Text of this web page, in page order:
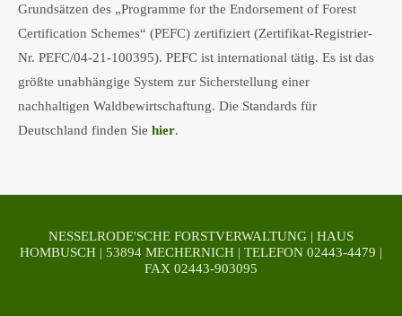
Grundsätzen des „Programme for the Endorsement of Forest
Certification Schemes“ (PEFC) zertifiziert (Zertifikat-Registrier-
Nr. PEFC/04-21-100395). PEFC ist international tätig. Es ist das
größte unabhängige System zur Sicherstellung einer
nachhaltigen Waldbewirtschaftung. Die Standards für
Deutschland finden Sie hier.
NESSELRODE'SCHE FORSTVERWALTUNG | HAUS
HOMBUSCH | 53894 MECHERNICH | TELEFON 02443-4479 |
FAX 02443-903095